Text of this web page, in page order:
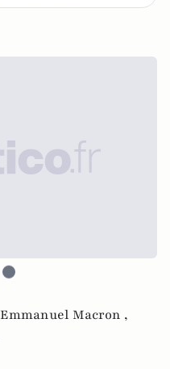
Emmanuel Macron ,